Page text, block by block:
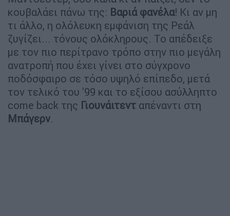
κουβαλάει πάνω της: Βαριά φανέλα! Κι αν μη
τι άλλο, η ολόλευκη εμφάνιση της Ρεάλ
ζυγίζει... τόνους ολόκληρους. Το απέδειξε
με τον πιο περίτρανο τρόπο στην πιο μεγάλη
ανατροπή που έχει γίνει στο σύγχρονο
ποδόσφαιρο σε τόσο υψηλό επίπεδο, μετά
τον τελικό του '99 και το εξίσου ασύλληπτο
come back της Γιουνάιτεντ απέναντι στη
Μπάγερν.